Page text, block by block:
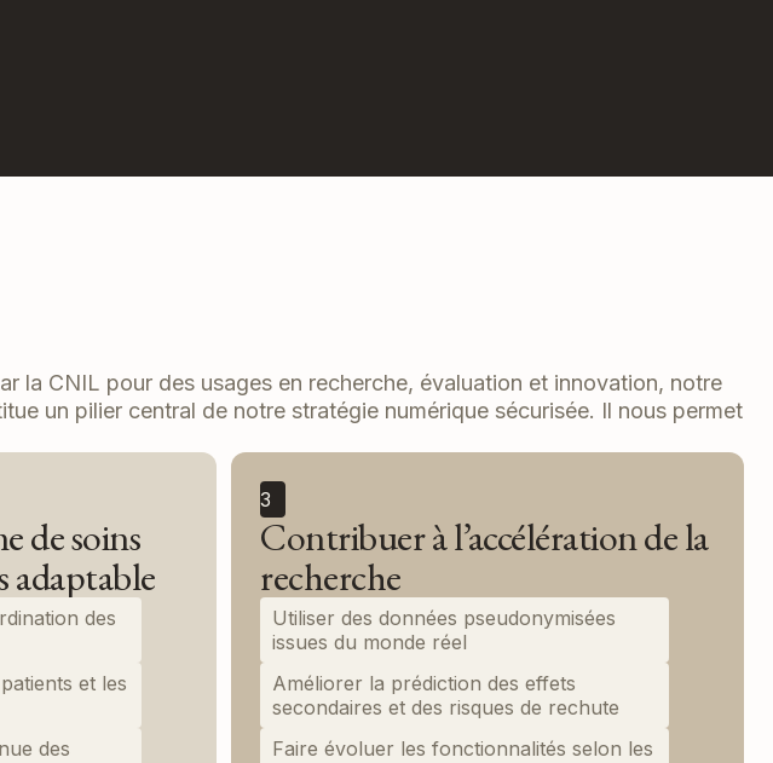
la CNIL pour des usages en recherche, évaluation et innovation, notre
un pilier central de notre stratégie numérique sécurisée. Il nous permet
de soins
adaptable
des
et les
des
3
Contribuer à l’accélération de la
recherche
Utiliser des données pseudonymisées
issues du monde réel
Améliorer la prédiction des effets
secondaires et des risques de rechute
Faire évoluer les fonctionnalités selon les